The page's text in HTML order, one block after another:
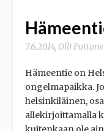
7.6.2014, Olli
Hämeentie on
ongelmapaikka.
helsinkiläinen,
allekirjoittamalla